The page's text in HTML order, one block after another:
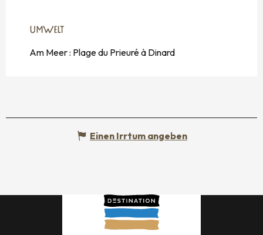
UMWELT
UMWELT
Am Meer : Plage du Prieuré à Dinard
Einen Irrtum angeben